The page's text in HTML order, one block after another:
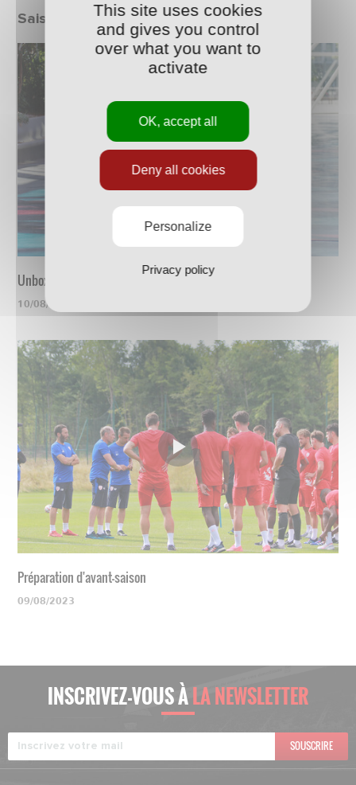
Saison 2023/2024
Unboxing du nouveau maillot
10/08/2023
Préparation d'avant-saison
09/08/2023
INSCRIVEZ-VOUS ÀLA NEWSLETTER
SOUSCRIRE
This site uses cookies
and gives you control
over what you want to
activate
OK, accept all
Deny all cookies
Personalize
Privacy policy